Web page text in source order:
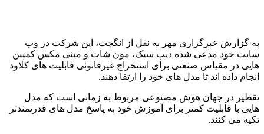
به گزارش خبرگزاری مهر به نقل از انگجت، این شرکت در وب
سایت خود مدعی شده دیپ سیک، مون شات و مینی مکس کمپین
هایی در مقیاس صنعتی برای استخراج غیرقانونی قابلیت های کلاود
انجام داده اند تا مدل های خود را ارتقا دهند.
تقطیر در جهان هوش مصنوعی مربوط به زمانی است که مدل
هایی با قابلیت کمتر برای آموزش خود به پاسخ مدل های قدرتمندتر
تکیه می کنند.